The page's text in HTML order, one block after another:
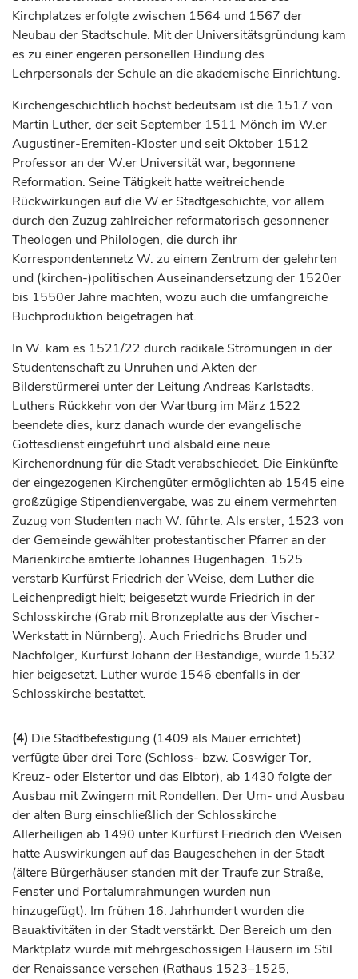
Kirchplatzes erfolgte zwischen 1564 und 1567 der
Neubau der Stadtschule. Mit der Universitätsgründung kam
es zu einer engeren personellen Bindung des
Lehrpersonals der Schule an die akademische Einrichtung.
Kirchengeschichtlich höchst bedeutsam ist die 1517 von
Martin Luther, der seit September 1511 Mönch im W.er
Augustiner-Eremiten-Kloster und seit Oktober 1512
Professor an der W.er Universität war, begonnene
Reformation. Seine Tätigkeit hatte weitreichende
Rückwirkungen auf die W.er Stadtgeschichte, vor allem
durch den Zuzug zahlreicher reformatorisch gesonnener
Theologen und Philologen, die durch ihr
Korrespondentennetz W. zu einem Zentrum der gelehrten
und (kirchen-)politischen Auseinandersetzung der 1520er
bis 1550er Jahre machten, wozu auch die umfangreiche
Buchproduktion beigetragen hat.
In W. kam es 1521/22 durch radikale Strömungen in der
Studentenschaft zu Unruhen und Akten der
Bilderstürmerei unter der Leitung Andreas Karlstadts.
Luthers Rückkehr von der Wartburg im März 1522
beendete dies, kurz danach wurde der evangelische
Gottesdienst eingeführt und alsbald eine neue
Kirchenordnung für die Stadt verabschiedet. Die Einkünfte
der eingezogenen Kirchengüter ermöglichten ab 1545 eine
großzügige Stipendienvergabe, was zu einem vermehrten
Zuzug von Studenten nach W. führte. Als erster, 1523 von
der Gemeinde gewählter protestantischer Pfarrer an der
Marienkirche amtierte Johannes Bugenhagen. 1525
verstarb KurfürstFriedrich der Weise, dem Luther die
Leichenpredigt hielt; beigesetzt wurde Friedrich in der
Schlosskirche (Grab mit Bronzeplatte aus der Vischer-
Werkstatt in Nürnberg). Auch Friedrichs Bruder und
Nachfolger, KurfürstJohann der Beständige, wurde 1532
hier beigesetzt. Luther wurde 1546 ebenfalls in der
Schlosskirche bestattet.
(4) Die Stadtbefestigung (1409 als Mauer errichtet)
verfügte über drei Tore (Schloss- bzw. Coswiger Tor,
Kreuz- oder Elstertor und das Elbtor), ab 1430 folgte der
Ausbau mit Zwingern mit Rondellen. Der Um- und Ausbau
der alten Burg einschließlich der Schlosskirche
Allerheiligen ab 1490 unter KurfürstFriedrich den Weisen
hatte Auswirkungen auf das Baugeschehen in der Stadt
(ältere Bürgerhäuser standen mit der Traufe zur Straße,
Fenster und Portalumrahmungen wurden nun
hinzugefügt). Im frühen 16. Jahrhundertwurden die
Bauaktivitäten in der Stadt verstärkt. Der Bereich um den
Marktplatz wurde mit mehrgeschossigen Häusern im Stil
der Renaissance versehen (Rathaus 1523–1525,